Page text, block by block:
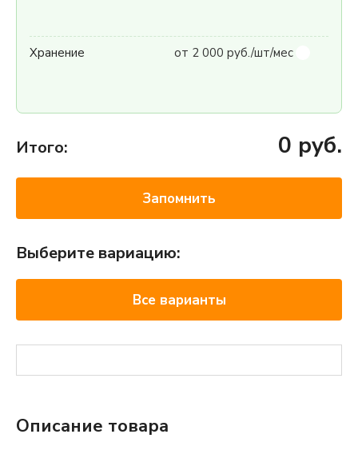
Хранение от 2 000 руб./шт/мес
Итого: 0 руб.
Запомнить
Выберите вариацию:
Все варианты
Описание товара